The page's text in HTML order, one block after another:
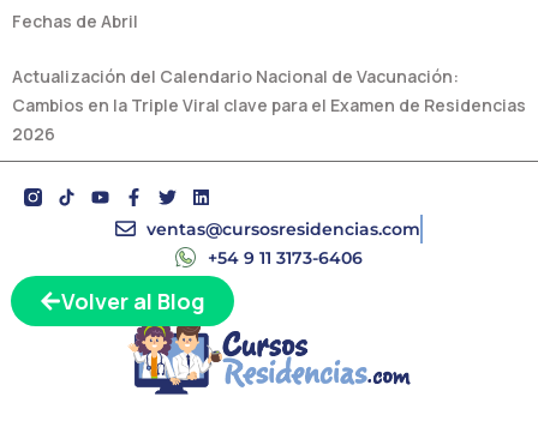
Volver al Blog
Fechas de Abril
Actualización del Calendario Nacional de Vacunación:
Cambios en la Triple Viral clave para el Examen de Residencias
2026
Y
o
b
e
F
a
c
o
o
-
f
T
w
i
e
r
L
i
n
e
d
i
n
ventas@cursosresidencias.com
+54 9 11 3173-6406